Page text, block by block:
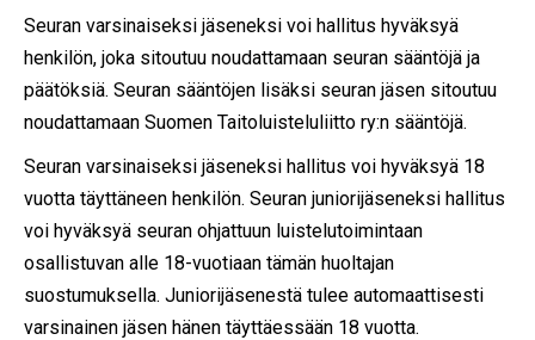
Seuran varsinaiseksi jäseneksi voi hallitus hyväksyä
henkilön, joka sitoutuu noudattamaan seuran sääntöjä ja
päätöksiä. Seuran sääntöjen lisäksi seuran jäsen sitoutuu
noudattamaan Suomen Taitoluisteluliitto ry:n sääntöjä.
Seuran varsinaiseksi jäseneksi hallitus voi hyväksyä 18
vuotta täyttäneen henkilön. Seuran juniorijäseneksi hallitus
voi hyväksyä seuran ohjattuun luistelutoimintaan
osallistuvan alle 18-vuotiaan tämän huoltajan
suostumuksella. Juniorijäsenestä tulee automaattisesti
varsinainen jäsen hänen täyttäessään 18 vuotta.